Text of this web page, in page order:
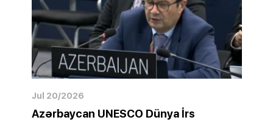
Jul 20/2026
Azərbaycan UNESCO Dünya İrs